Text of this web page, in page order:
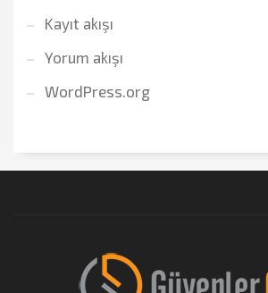
Kayıt akışı
Yorum akışı
WordPress.org